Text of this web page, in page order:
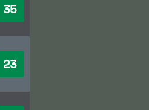
35
23